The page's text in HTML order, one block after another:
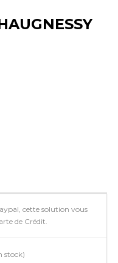
cette solution vous
de Crédit.
stock)